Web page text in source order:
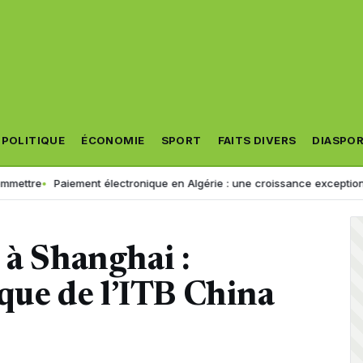
POLITIQUE ÉCONOMIE SPORT FAITS DIVERS
électronique en Algérie : une croissance exceptionnelle au
Shanghai :
de l’ITB China